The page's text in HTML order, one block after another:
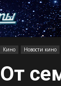
Котонавты
Кино Новости кино
От